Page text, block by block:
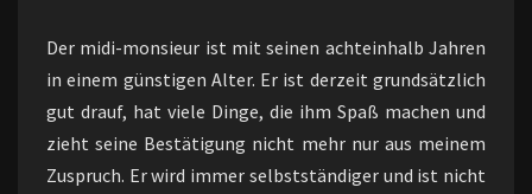
Der midi-monsieur ist mit seinen achteinhalb Jahren
in einem günstigen Alter. Er ist derzeit grundsätzlich
gut drauf, hat viele Dinge, die ihm Spaß machen und
zieht seine Bestätigung nicht mehr nur aus meinem
Zuspruch. Er wird immer selbstständiger und ist nicht